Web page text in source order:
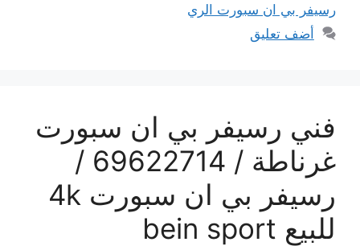
رسيفر بي ان سبورت الري
أضف تعليق
فني رسيفر بي ان سبورت
غرناطة / 69622714 /
رسيفر بي ان سبورت 4k
للبيع bein sport